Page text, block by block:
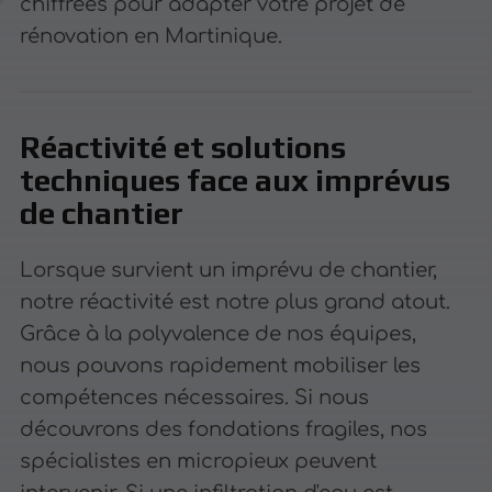
chiffrées pour adapter votre projet de
rénovation en Martinique.
Réactivité et solutions
techniques face aux imprévus
de chantier
Lorsque survient un imprévu de chantier,
notre réactivité est notre plus grand atout.
Grâce à la polyvalence de nos équipes,
nous pouvons rapidement mobiliser les
compétences nécessaires. Si nous
découvrons des fondations fragiles, nos
spécialistes en micropieux peuvent